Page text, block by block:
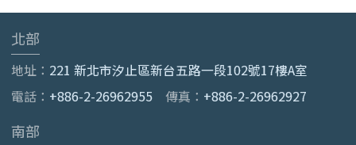
北部
地址： 221 新北市汐止區新台五路一段102號17樓A室
電話： +886-2-26962955 傳真： +886-2-26962927
南部